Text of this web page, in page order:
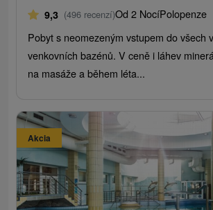
9,3 (496 recenzí)Od 2 NocíPolopenze
Pobyt s neomezeným vstupem do všech
venkovních bazénů. V ceně i láhev
na masáže a během léta...
Akcia